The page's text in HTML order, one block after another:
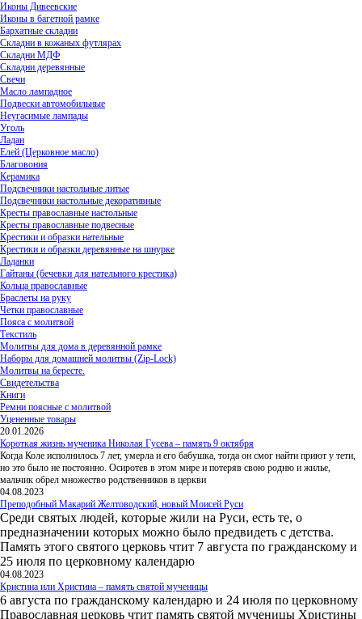
Иконы Дивеевские
Иконы в багетной рамке
Бархатные складни
Складни в кожаных футлярах
Складни МДФ
Складни деревянные
Свечи
Масло лампадное
Подвески автомобильные
Неугасимые лампады
Уголь
Ладан
Елей (Церковное масло)
Благовония
Керамика
Подсвечники настольные литые
Подсвечники настольные декоративные
Кресты православные настольные
Кресты православные подвесные
Крестики и образки нательные
Крестики и образки деревянные на шнурке
Ладанки
Гайтаны (бечевки для нательного крестика)
Кольца православные
Браслеты на руку
Четки православные
Пояса с молитвой
Текстиль
Молитвы для дома в деревянной рамке
Наборы для домашней молитвы (Zip-Lock)
Молитвы на бересте.
Свидетельства
Книги
Ремни поясные с молитвой
Уцененные товары
20.01.2026
Короткая жизнь мученика Николая Гусева – память 9 октября
Когда Коле исполнилось 7 лет, умерла и его бабушка, тогда он смог найти приют у тети,
но это было не постоянно. Осиротев в этом мире и потеряв свою родню и жилье,
мальчик обрел множество родственников в церкви
04.08.2023
Преподобный Макарий Желтоводский, новый Моисей Руси
Среди святых людей, которые жили на Руси, есть те, о
предназначении которых можно было предвидеть с детства.
Память этого святого церковь чтит 7 августа по гражданскому и
25 июля по церковному календарю
04.08.2023
Кристина или Христина – память святой мученицы
6 августа по гражданскому календарю и 24 июля по церковному
Православная церковь чтит память святой мученицы Христины